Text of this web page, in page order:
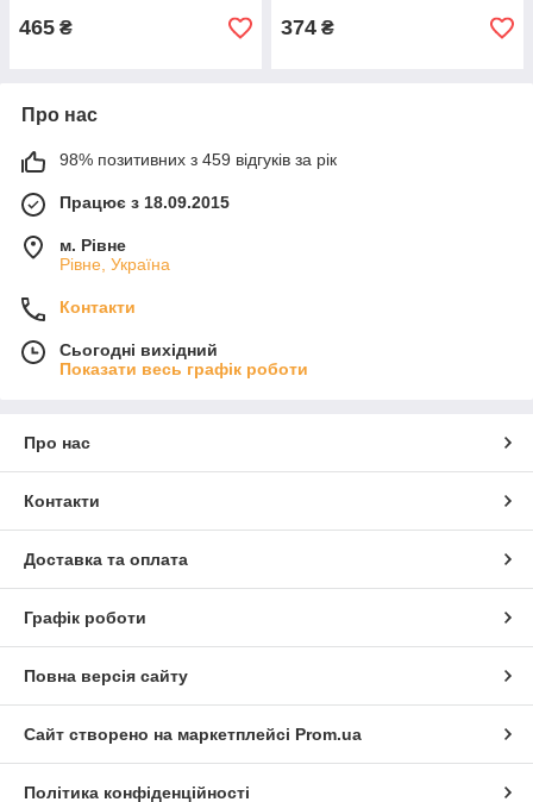
465 ₴ 374 ₴
Про нас
98% позитивних з 459 відгуків за рік
Працює з 18.09.2015
м. Рівне
Рівне, Україна
Контакти
Сьогодні вихідний
Показати весь графік роботи
Про нас
Контакти
Доставка та оплата
Графік роботи
Повна версія сайту
Сайт створено на маркетплейсі Prom.ua
Політика конфіденційності